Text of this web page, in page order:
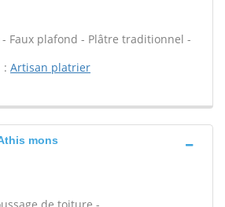
Faux plafond - Plâtre traditionnel -
: Artisan platrier
mons